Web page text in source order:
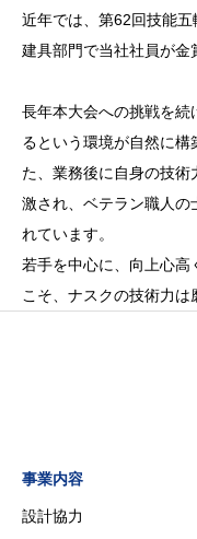
近年では、第62回技能五
建具部門で当社社員が金
長年本大会への挑戦を続
るという環境が自然に構
た、業務後に自身の技術
激され、ベテラン職人の
れています。
若手を中心に、向上心高
こそ、ナスクの技術力は
事業内容
設計協力